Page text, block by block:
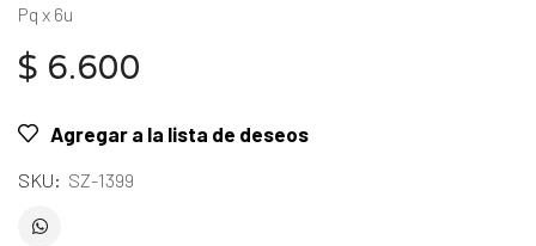
Pq x 6u
$ 6.600
Agregar a la lista de deseos
SKU: SZ-1399